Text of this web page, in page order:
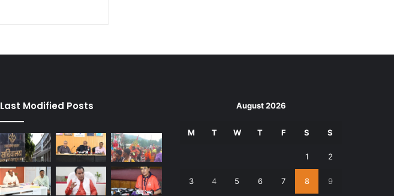
Last Modified Posts August 2026
M T W T F S S
1 2
3 4 5 6 7 8 9